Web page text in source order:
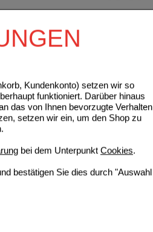
Kundenkonto) setzen wir so
funktioniert. Darüber hinaus
das von Ihnen bevorzugte Verhalten
setzen wir ein, um den Shop zu
bei dem Unterpunkt Cookies.
bestätigen Sie dies durch "Auswahl